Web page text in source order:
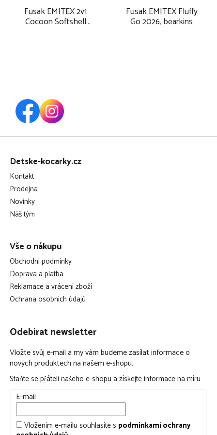
předmětem reklamace
límec sušte protřepaný a volně rozložený
Fusak EMITEX 2v1
Cocoon Softshell
Fusak EMITEX Fluffy
Go 2026, bearkins
Z
Detske-kocarky.cz
Kontakt
Prodejna
Novinky
Náš tým
Vše o nákupu
Obchodní podmínky
Doprava a platba
Reklamace a vrácení zboží
Ochrana osobních údajů
Odebírat newsletter
Vložte svůj e-mail a my vám budeme zasílat informace o
nových produktech na našem e-shopu.
Staňte se přáteli našeho e-shopu a získejte informace na míru
E-mail
Vložením e-mailu souhlasíte s podmínkami ochrany